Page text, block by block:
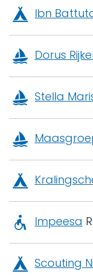
Ibn
Dorus
Stella
Impeesa
Scouting